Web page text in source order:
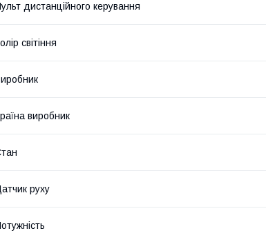
дистанційного керування
світіння
виробник
руху